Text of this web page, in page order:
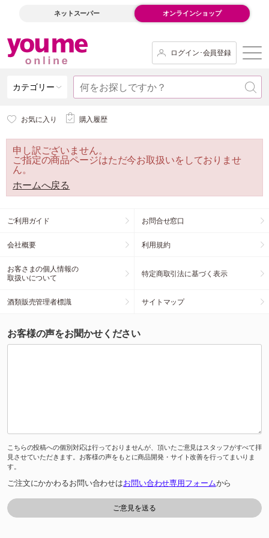
ネットスーパー オンラインショップ
ログイン･会員登録
カテゴリー
お気に入り 購入履歴
申し訳ございません。
ご指定の商品ページはただ今お取扱いをしておりませ
ん。
ホームへ戻る
ご利用ガイド お問合せ窓口
会社概要 利用規約
お客さまの個人情報の
取扱いについて
特定商取引法に基づく表示
酒類販売管理者標識 サイトマップ
お客様の声をお聞かせください
こちらの投稿への個別対応は行っておりませんが、頂いたご意見はスタッフがすべて拝
見させていただきます。お客様の声をもとに商品開発・サイト改善を行ってまいりま
す。
ご注文にかかわるお問い合わせはお問い合わせ専用フォームから